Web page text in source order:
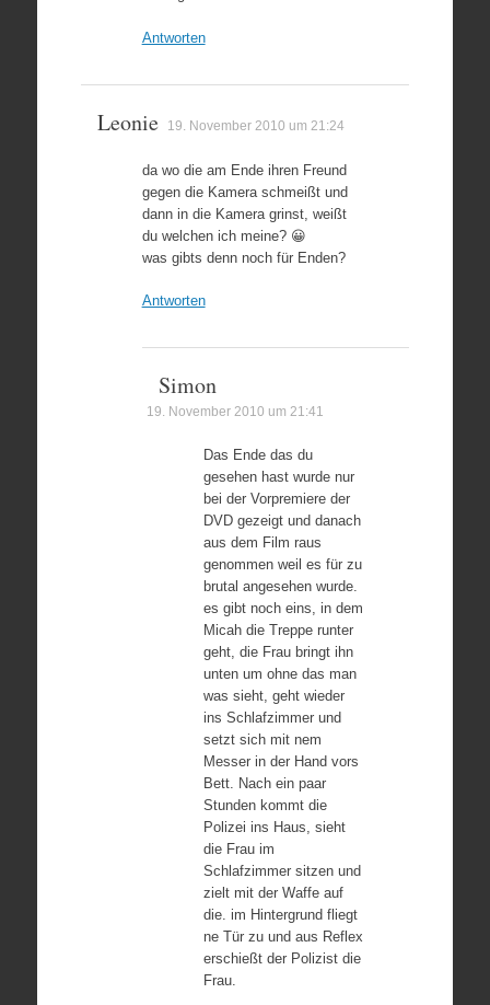
Antworten
Leonie 19. November 2010 um 21:24
da wo die am Ende ihren Freund
gegen die Kamera schmeißt und
dann in die Kamera grinst, weißt
du welchen ich meine? 😀
was gibts denn noch für Enden?
Antworten
Simon
19. November 2010 um 21:41
Das Ende das du
gesehen hast wurde nur
bei der Vorpremiere der
DVD gezeigt und danach
aus dem Film raus
genommen weil es für zu
brutal angesehen wurde.
es gibt noch eins, in dem
Micah die Treppe runter
geht, die Frau bringt ihn
unten um ohne das man
was sieht, geht wieder
ins Schlafzimmer und
setzt sich mit nem
Messer in der Hand vors
Bett. Nach ein paar
Stunden kommt die
Polizei ins Haus, sieht
die Frau im
Schlafzimmer sitzen und
zielt mit der Waffe auf
die. im Hintergrund fliegt
ne Tür zu und aus Reflex
erschießt der Polizist die
Frau.